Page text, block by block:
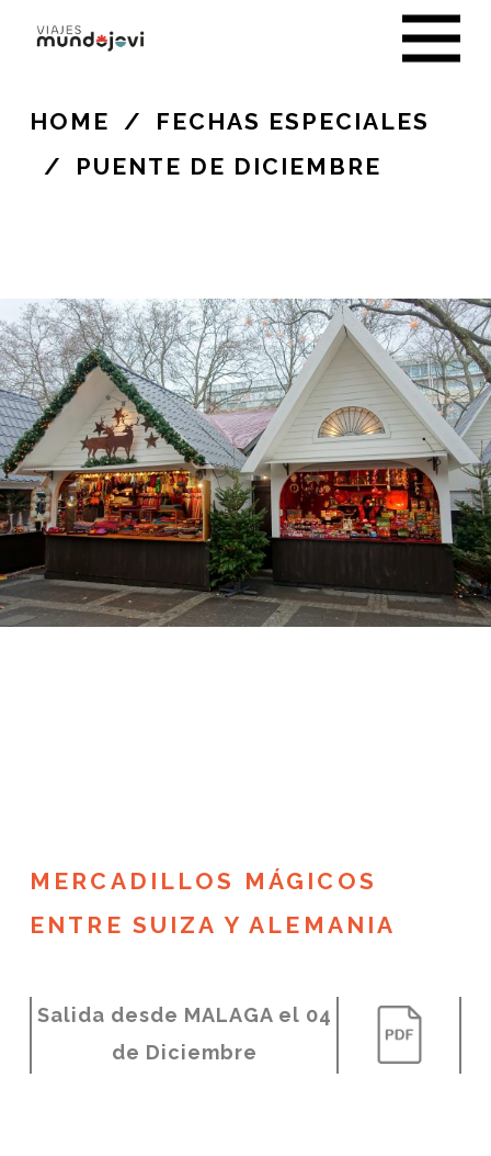
HOME /
FECHAS ESPECIALES
/
PUENTE DE DICIEMBRE
MERCADILLOS MÁGICOS
ENTRE SUIZA Y ALEMANIA
Salida desde MALAGA el 04
de Diciembre